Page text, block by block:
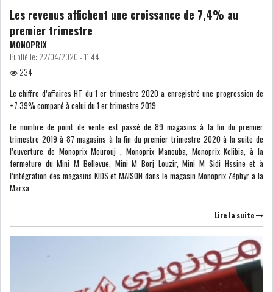
USA & CANADA
SON BÉNÉFICE DE 3...
Les revenus affichent une croissance de 7,4% au
premier trimestre
MONOPRIX
Publié le: 22/04/2020 - 11:44
234
Le chiffre d’affaires HT du 1 er trimestre 2020 a enregistré une progression de
+7.39% comparé à celui du 1 er trimestre 2019.
Le nombre de point de vente est passé de 89 magasins à la fin du premier
trimestre 2019 à 87 magasins à la fin du premier trimestre 2020 à la suite de
l’ouverture de Monoprix Mourouj , Monoprix Manouba, Monoprix Kelibia, à la
fermeture du Mini M Bellevue, Mini M Borj Louzir, Mini M Sidi Hssine et à
l’intégration des magasins KIDS et MAISON dans le magasin Monoprix Zéphyr à la
Marsa.
Lire la suite